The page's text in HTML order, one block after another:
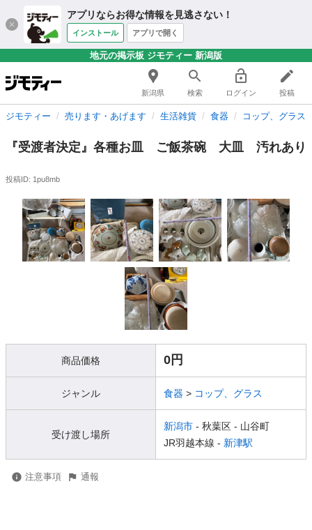
アプリならお得な情報を見逃さない！
インストール アプリで開く
地元の掲示板 ジモティー 新潟版
新潟県 検索 ログイン 投稿
ジモティー 売ります・あげます 生活雑貨 食器 コップ、グラス
『受渡者決定』各種お皿 ご飯茶碗 大皿 汚れあり
投稿ID: 1pu8mb
商品価格 0円
ジャンル 食器 > コップ、グラス
受け渡し場所
新潟市 - 秋葉区 - 山谷町
JR羽越本線 - 新津駅
注意事項 通報